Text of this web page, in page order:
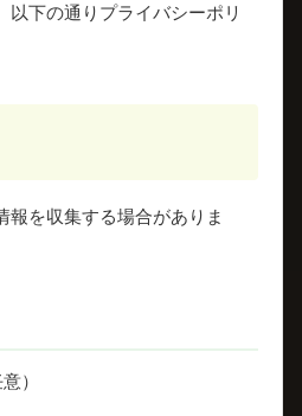
以下の通りプライバシーポリ
報を収集する場合がありま
）